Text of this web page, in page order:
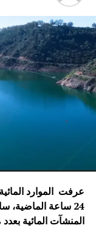
عرفت الموارد
24 ساعة
المنشآت المائية